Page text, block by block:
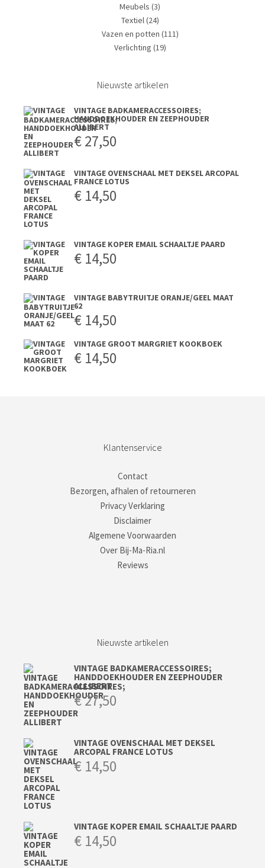
Meubels (3)
Textiel(24)
Vazen en potten (111)
Verlichting (19)
Nieuwste artikelen
VINTAGE BADKAMERACCESSOIRES;
HANDDOEKHOUDER EN ZEEPHOUDER
ALLIBERT
€27,50
VINTAGE OVENSCHAAL MET DEKSEL ARCOPAL
FRANCE LOTUS
€ 14,50
VINTAGE KOPER EMAIL SCHAALTJE PAARD
€ 14,50
VINTAGE BABYTRUITJE ORANJE/GEEL MAAT
62
€ 14,50
VINTAGE GROOT MARGRIET KOOKBOEK
€ 14,50
Klantenservice
Contact
Bezorgen, afhalen of retourneren
Privacy Verklaring
Disclaimer
Algemene Voorwaarden
Over Bij-Ma-Ria.nl
Reviews
Nieuwste artikelen
VINTAGE BADKAMERACCESSOIRES;
HANDDOEKHOUDER EN ZEEPHOUDER
ALLIBERT
€27,50
VINTAGE OVENSCHAAL MET DEKSEL
ARCOPAL FRANCE LOTUS
€ 14,50
VINTAGE KOPER EMAIL SCHAALTJE PAARD
€ 14,50